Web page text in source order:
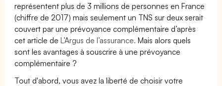
représentent plus de 3 millions de personnes en France
(chiffre de 2017) mais seulement un TNS sur deux serait
couvert par une prévoyance complémentaire d’après
cet article deL’Argus de l’assurance. Mais alors quels
sont les avantages à souscrire à une prévoyance
complémentaire ?
Tout d'abord, vous avez la liberté de choisir votre